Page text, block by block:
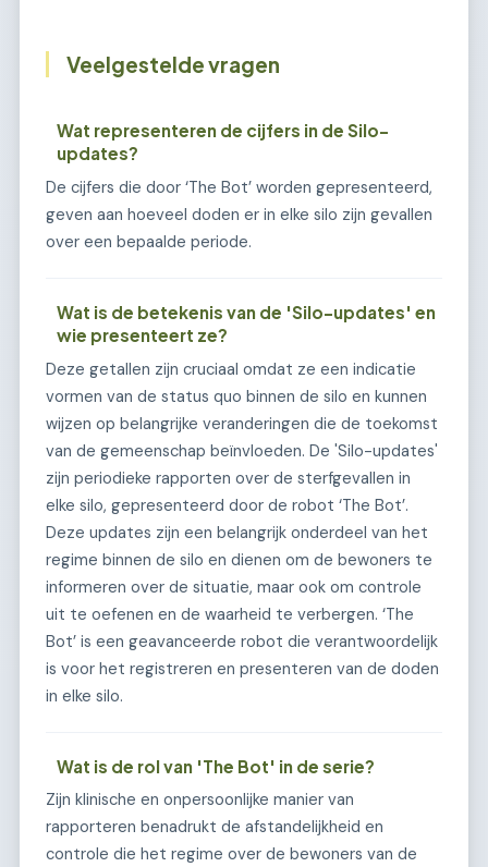
Veelgestelde vragen
Wat representeren de cijfers in de Silo-
updates?
De cijfers die door ‘The Bot’ worden gepresenteerd,
geven aan hoeveel doden er in elke silo zijn gevallen
over een bepaalde periode.
Wat is de betekenis van de 'Silo-updates' en
wie presenteert ze?
Deze getallen zijn cruciaal omdat ze een indicatie
vormen van de status quo binnen de silo en kunnen
wijzen op belangrijke veranderingen die de toekomst
van de gemeenschap beïnvloeden. De 'Silo-updates'
zijn periodieke rapporten over de sterfgevallen in
elke silo, gepresenteerd door de robot ‘The Bot’.
Deze updates zijn een belangrijk onderdeel van het
regime binnen de silo en dienen om de bewoners te
informeren over de situatie, maar ook om controle
uit te oefenen en de waarheid te verbergen. ‘The
Bot’ is een geavanceerde robot die verantwoordelijk
is voor het registreren en presenteren van de doden
in elke silo.
Wat is de rol van 'The Bot' in de serie?
Zijn klinische en onpersoonlijke manier van
rapporteren benadrukt de afstandelijkheid en
controle die het regime over de bewoners van de